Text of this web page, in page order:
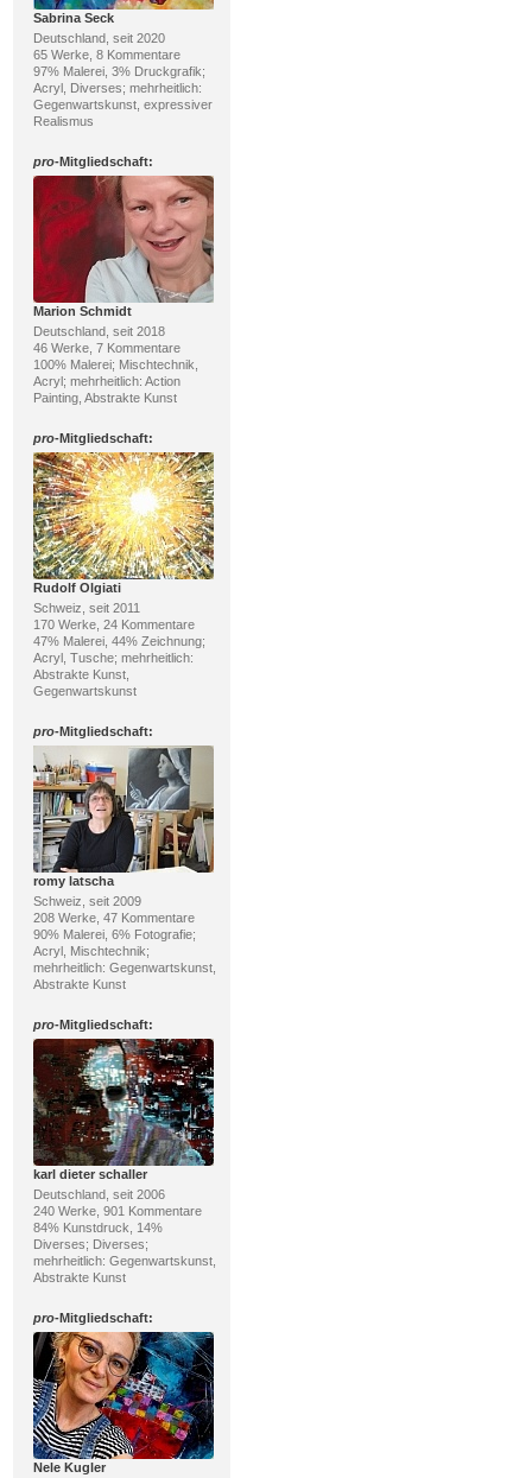
Sabrina Seck
Deutschland, seit 2020
65 Werke, 8 Kommentare
97% Malerei, 3% Druckgrafik;
Acryl, Diverses; mehrheitlich:
Gegenwartskunst, expressiver
Realismus
pro-Mitgliedschaft:
Marion Schmidt
Deutschland, seit 2018
46 Werke, 7 Kommentare
100% Malerei; Mischtechnik,
Acryl; mehrheitlich: Action
Painting, Abstrakte Kunst
pro-Mitgliedschaft:
Rudolf Olgiati
Schweiz, seit 2011
170 Werke, 24 Kommentare
47% Malerei, 44% Zeichnung;
Acryl, Tusche; mehrheitlich:
Abstrakte Kunst,
Gegenwartskunst
pro-Mitgliedschaft:
romy latscha
Schweiz, seit 2009
208 Werke, 47 Kommentare
90% Malerei, 6% Fotografie;
Acryl, Mischtechnik;
mehrheitlich: Gegenwartskunst,
Abstrakte Kunst
pro-Mitgliedschaft:
karl dieter schaller
Deutschland, seit 2006
240 Werke, 901 Kommentare
84% Kunstdruck, 14%
Diverses; Diverses;
mehrheitlich: Gegenwartskunst,
Abstrakte Kunst
pro-Mitgliedschaft:
Nele Kugler